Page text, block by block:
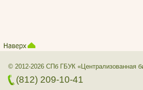
© 2012-2026 СПб ГБУК «Централизованная
(812) 209-10-41